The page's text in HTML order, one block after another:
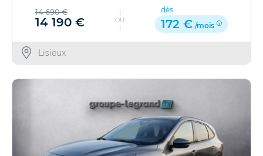
14 690 €
14 190 € OU
dès
172 € /mois
Lisieux